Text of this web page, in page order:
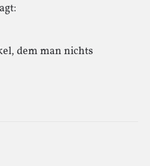
dem man nichts